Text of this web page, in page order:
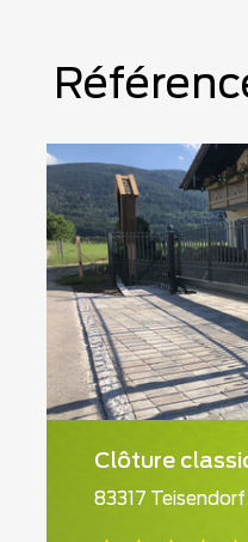
Clôture
83317 Teisendorf